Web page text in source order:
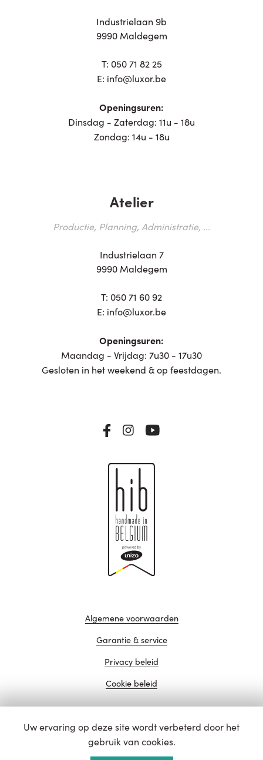
Industrielaan 9b
9990 Maldegem
T: 050 71 82 25
E: info@luxor.be
Openingsuren:
Dinsdag - Zaterdag: 11u - 18u
Zondag: 14u - 18u
Atelier
Productie, Planning, Administratie, ...
Industrielaan 7
9990 Maldegem
T: 050 71 60 92
E: info@luxor.be
Openingsuren:
Maandag - Vrijdag: 7u30 - 17u30
Gesloten in het weekend & op feestdagen.
Algemene voorwaarden
Garantie & service
Privacy beleid
Cookie beleid
website door
Uw ervaring op deze site wordt verbeterd door het
gebruik van cookies.